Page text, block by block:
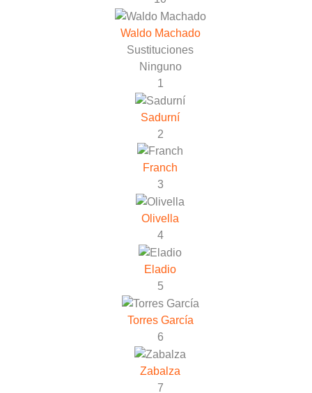
Waldo Machado
Sustituciones
Ninguno
1
Sadurní
2
Franch
3
Olivella
4
Eladio
5
Torres García
6
Zabalza
7